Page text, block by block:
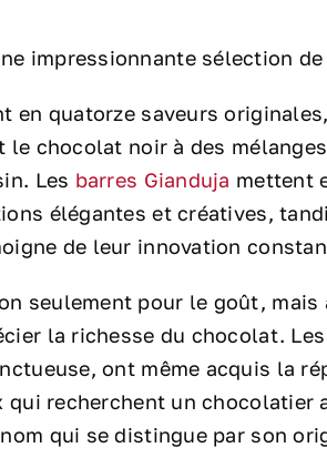
impressionnante sélection
en quatorze saveurs
chocolat noir à des
Les barres Gianduja mettent
élégantes et créatives,
de leur innovation
seulement pour le goût,
la richesse du chocolat.
ont même acquis la
recherchent un chocolatier
qui se distingue par son